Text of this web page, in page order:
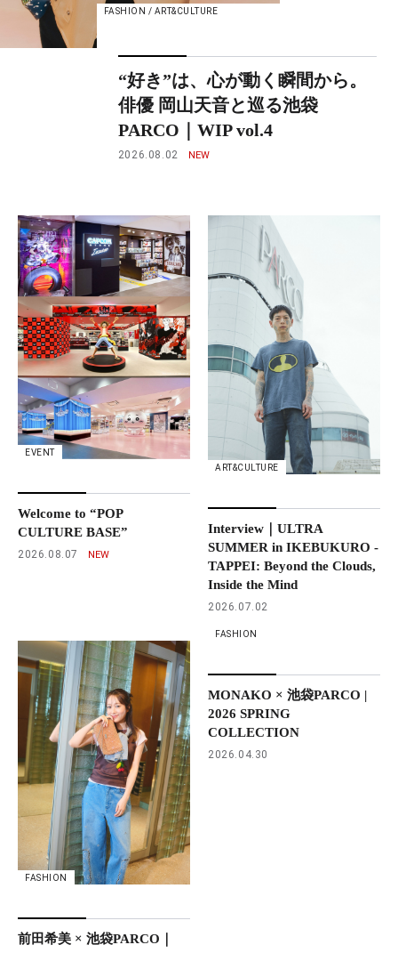
FASHION / ART&CULTURE
“好き”は、心が動く瞬間から。
俳優 岡山天音と巡る池袋
PARCO｜WIP vol.4
2026.08.02
EVENT
Welcome to “POP
CULTURE BASE”
2026.08.07
ART&CULTURE
Interview｜ULTRA
SUMMER in IKEBUKURO -
TAPPEI: Beyond the Clouds,
Inside the Mind
2026.07.02
FASHION
前田希美 × 池袋PARCO｜
FASHION
MONAKO × 池袋PARCO |
2026 SPRING
COLLECTION
2026.04.30